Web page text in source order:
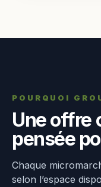
POURQUOI
Une offre
pensée
Chaque
selon l’espace